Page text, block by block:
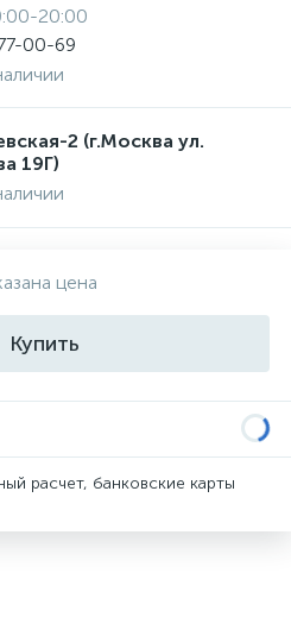
20:00
00-69
2 (г.Москва ул.
19Г)
цена
Купить
расчет, банковские карты